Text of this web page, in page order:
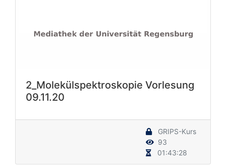
2_Molekülspektroskopie Vorlesung
09.11.20
GRIPS-Kurs
93
01:43:28